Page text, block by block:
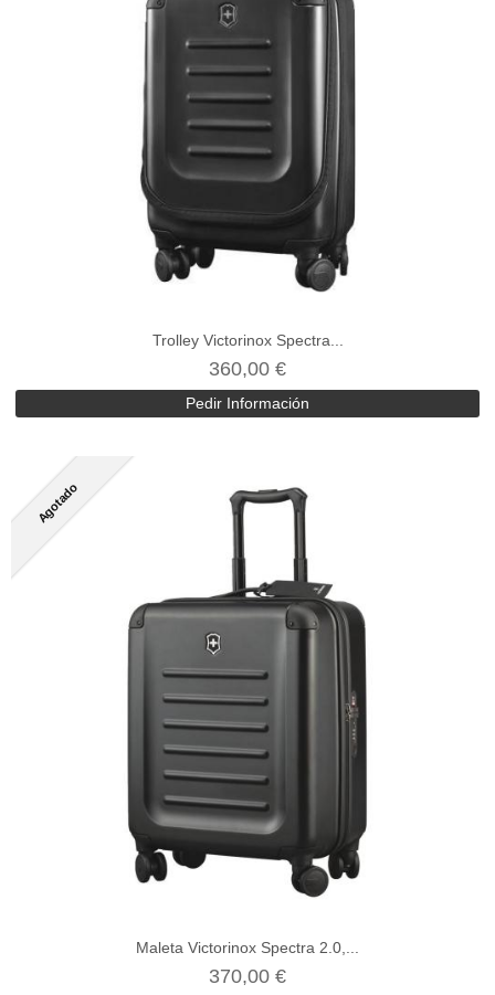
Trolley Victorinox Spectra...
360,00 €
Pedir Información
Agotado
Maleta Victorinox Spectra 2.0,...
370,00 €